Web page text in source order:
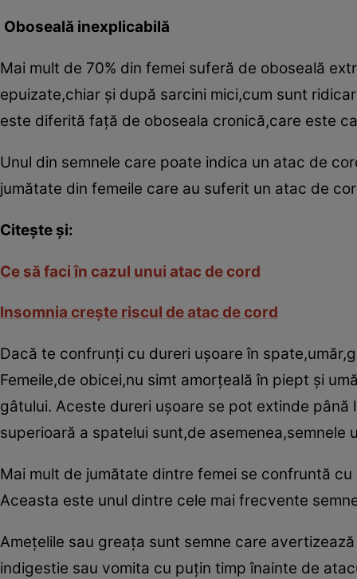
Oboseală inexplicabilă
Mai mult de 70% din femei suferă de oboseală
epuizate,chiar şi după sarcini mici,cum sunt
este diferită faţă de oboseala cronică,care este
Unul din semnele care poate indica un atac de
jumătate din femeile care au suferit un atac de
Citeşte şi:
Ce să faci în cazul unui atac de cord
Insomnia creşte riscul de atac de cord
Dacă te confrunţi cu dureri uşoare în
Femeile,de obicei,nu simt amorţeală în piept şi
gâtului. Aceste dureri uşoare se pot extinde
superioară a spatelui sunt,de asemenea,semnele
Mai mult de jumătate dintre femei se confruntă
Aceasta este unul dintre cele mai frecvente
Ameţelile sau greaţa sunt semne care
indigestie sau vomita cu puţin timp înainte de